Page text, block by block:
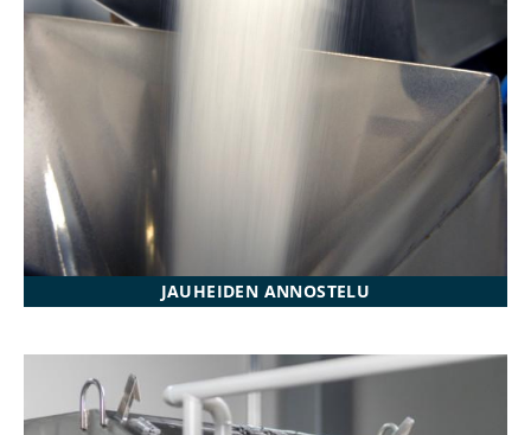
JAUHEIDEN ANNOSTELU